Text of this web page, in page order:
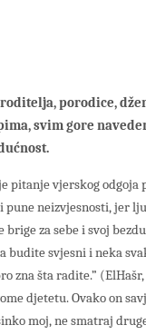
porodice,
svim gore
pitanje vjerskog
neizvjesnosti, jer
za sebe i svoj
budite svjesni i neka
zna šta radite.”
djetetu. Ovako on
moj, ne smatraj